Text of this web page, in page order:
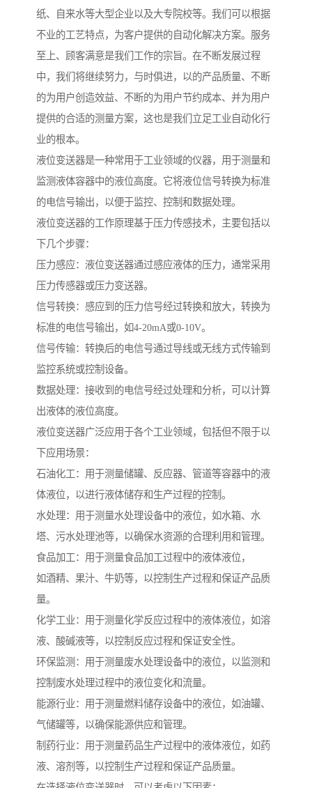
纸、自来水等大型企业以及大专院校等。我们可以根据
不业的工艺特点，为客户提供的自动化解决方案。服务
至上、顾客满意是我们工作的宗旨。在不断发展过程
中，我们将继续努力，与时俱进，以的产品质量、不断
的为用户创造效益、不断的为用户节约成本、并为用户
提供的合适的测量方案，这也是我们立足工业自动化行
业的根本。
液位变送器是一种常用于工业领域的仪器，用于测量和
监测液体容器中的液位高度。它将液位信号转换为标准
的电信号输出，以便于监控、控制和数据处理。
液位变送器的工作原理基于压力传感技术，主要包括以
下几个步骤：
压力感应：液位变送器通过感应液体的压力，通常采用
压力传感器或压力变送器。
信号转换：感应到的压力信号经过转换和放大，转换为
标准的电信号输出，如4-20mA或0-10V。
信号传输：转换后的电信号通过导线或无线方式传输到
监控系统或控制设备。
数据处理：接收到的电信号经过处理和分析，可以计算
出液体的液位高度。
液位变送器广泛应用于各个工业领域，包括但不限于以
下应用场景：
石油化工：用于测量储罐、反应器、管道等容器中的液
体液位，以进行液体储存和生产过程的控制。
水处理：用于测量水处理设备中的液位，如水箱、水
塔、污水处理池等，以确保水资源的合理利用和管理。
食品加工：用于测量食品加工过程中的液体液位，
如酒精、果汁、牛奶等，以控制生产过程和保证产品质
量。
化学工业：用于测量化学反应过程中的液体液位，如溶
液、酸碱液等，以控制反应过程和保证安全性。
环保监测：用于测量废水处理设备中的液位，以监测和
控制废水处理过程中的液位变化和流量。
能源行业：用于测量燃料储存设备中的液位，如油罐、
气储罐等，以确保能源供应和管理。
制药行业：用于测量药品生产过程中的液体液位，如药
液、溶剂等，以控制生产过程和保证产品质量。